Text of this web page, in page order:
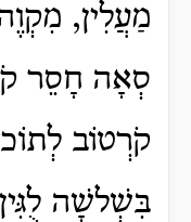
מַעֲלִין,
סְאָה חָסֵר
קֹרְטוֹב
בִּשְׁלשָׁה